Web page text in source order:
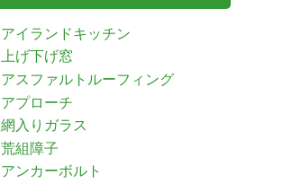
アイランドキッチン
上げ下げ窓
アスファルトルーフィング
アプローチ
網入りガラス
荒組障子
アンカーボルト